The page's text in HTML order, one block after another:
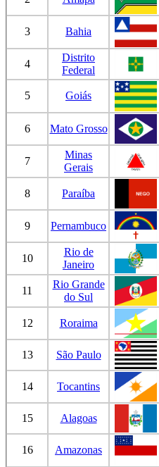
3 Bahia
4
Distrito
Federal
5 Goiás
6 Mato Grosso
7
Minas
Gerais
8 Paraíba
9 Pernambuco
10
Rio de
Janeiro
11
Rio Grande
do Sul
12 Roraima
13 São Paulo
14 Tocantins
15 Alagoas
16 Amazonas